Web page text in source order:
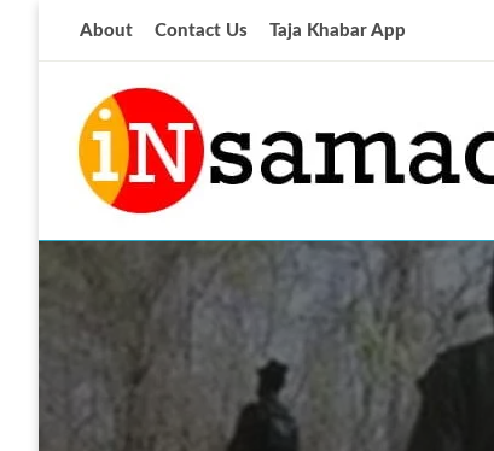
About Contact Us Taja Khabar App
insamachar
आज की ताजा खबर